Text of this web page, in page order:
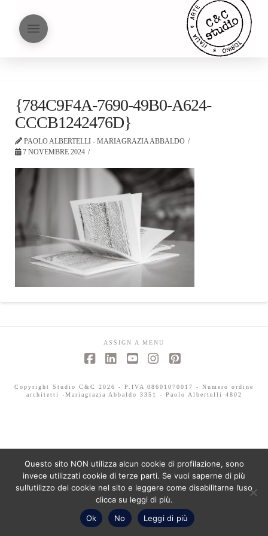
{784C9F4A-7690-49B0-A624-
CCCB1242476D}
PAOLO ALBERTELLI - MARIAGRAZIA ABBALDO
7 NOVEMBRE 2024
ASSIGN A MENU
Copyright Studio C&C 2026 - P.IVA 08601070017 - Numero ordine
architetti -Mariagrazia Abbaldo 3351 - Paolo Albertelli 4802
Questo sito NON utilizza alcun cookie di profilazione, sono
invece utilizzati cookie di terze parti. Se vuoi saperne di più
sull’utilizzo dei cookie nel sito e leggere come disabilitarne l’uso
clicca su leggi di più.
Ok
No Leggi di più